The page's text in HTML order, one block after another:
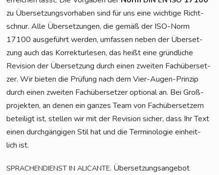
zu Über­set­zungs­vor­ha­ben sind für uns eine wich­ti­ge Richt­
schnur. Alle Über­set­zun­gen, die gemäß der ISO-Norm
17100 aus­ge­führt wer­den, umfas­sen neben der Über­set­
zung auch das Kor­rek­tur­le­sen, das heißt eine gründ­li­che
Revi­si­on der Über­set­zung durch einen zwei­ten Fach­über­set­
zer. Wir bie­ten die Prü­fung nach dem Vier-Augen-Prin­zip
durch einen zwei­ten Fach­über­set­zer optio­nal an. Bei Groß­
pro­jek­ten, an denen ein gan­zes Team von Fach­über­set­zern
betei­ligt ist, stel­len wir mit der Revi­si­on sicher, dass Ihr Text
einen durch­gän­gi­gen Stil hat und die Ter­mi­no­lo­gie ein­heit­
lich ist.
SPRACHENDIENST IN ALICANTE. Über­set­zungs­an­ge­bot